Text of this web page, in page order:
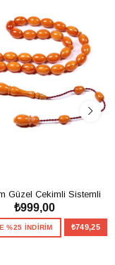
Güzel Çekimli Sistemli
Kehribar Tesbih
₺999,00
%25 İNDİRİM ₺749,25